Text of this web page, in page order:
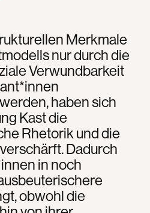
Merkmale
nur durch die
Verwundbarkeit
haben sich
Kast die
Rhetorik und die
Dadurch
in noch
obwohl die